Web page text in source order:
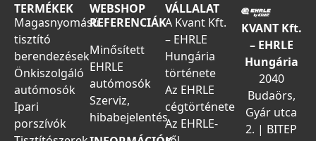
TERMÉKEK
Magasnyomású
tisztító
berendezések
Önkiszolgáló
autómosók
Ipari
porszívók
WEBSHOP
REFERENCIÁK
Minősített
EHRLE
autómosók
Szerviz,
hibabejelentés
VÁLLALAT
A Kvant Kft.
– EHRLE
Hungária
története
Az EHRLE
cégtörténete
Az EHRLE-
KVANT Kft.
– EHRLE
Hungária
2040
Budaörs,
Gyár utca
2. | BITEP